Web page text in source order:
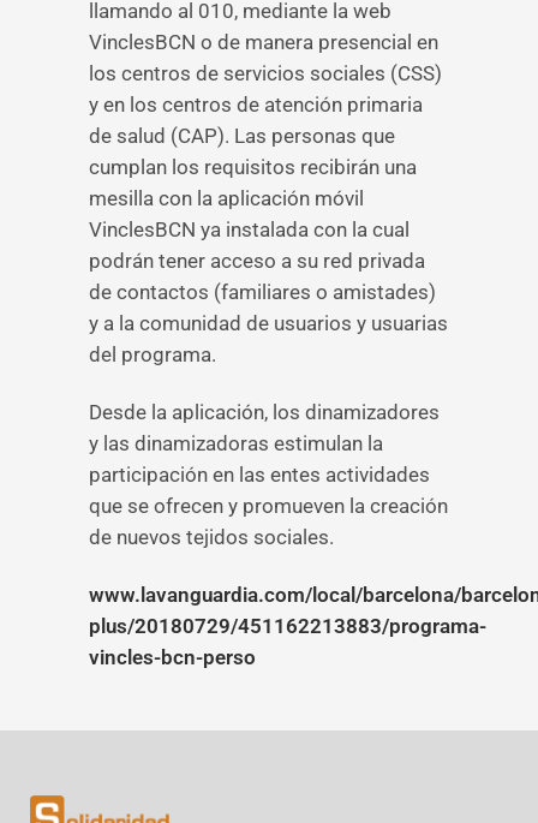
llamando al 010, mediante la web
VinclesBCN o de manera presencial en
los centros de servicios sociales (CSS)
y en los centros de atención primaria
de salud (CAP). Las personas que
cumplan los requisitos recibirán una
mesilla con la aplicación móvil
VinclesBCN ya instalada con la cual
podrán tener acceso a su red privada
de contactos (familiares o amistades)
y a la comunidad de usuarios y usuarias
del programa.
Desde la aplicación, los dinamizadores
y las dinamizadoras estimulan la
participación en las entes actividades
que se ofrecen y promueven la creación
de nuevos tejidos sociales.
www.lavanguardia.com/local/barcelona/
plus/20180729/451162213883/programa-
vincles-bcn-perso